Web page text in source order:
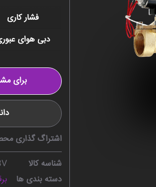
فشار کاری
دبی هوای
برای
اشتراگ گذاری
شناسه کالا
دسته بندی ها